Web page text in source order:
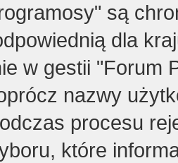
są
dla
w gestii "Forum
nazwy
procesu
które